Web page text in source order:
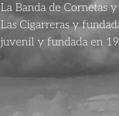
La Banda de Cornetas
Las Cigarreras y
juvenil y fundada en